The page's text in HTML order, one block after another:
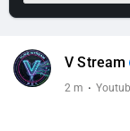
V Stream
2 m ·